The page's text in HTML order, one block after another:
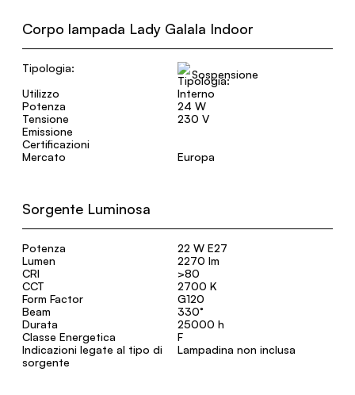
Corpo lampada Lady Galala Indoor
Tipologia:
Sospensione
Utilizzo
Interno
Potenza
24 W
Tensione
230 V
Emissione
Certificazioni
Mercato
Europa
Sorgente Luminosa
Potenza
22 W E27
Lumen
2270 lm
CRI
>80
CCT
2700 K
Form Factor
G120
Beam
330°
Durata
25000 h
Classe Energetica
F
Indicazioni legate al tipo di
sorgente
Lampadina non inclusa